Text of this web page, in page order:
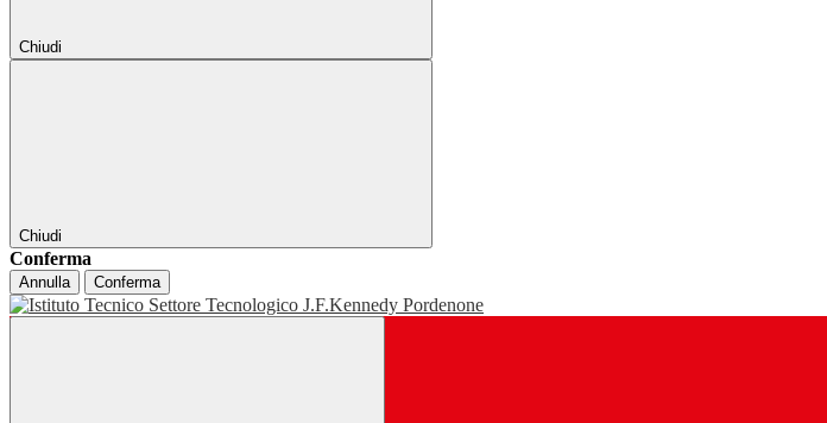
Chiudi
Chiudi
Conferma
Annulla Conferma